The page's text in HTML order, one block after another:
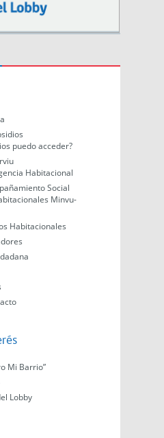
puedo acceder?
Habitacional
Social
Minvu-
Habitacionales
Mi Barrio”
Lobby